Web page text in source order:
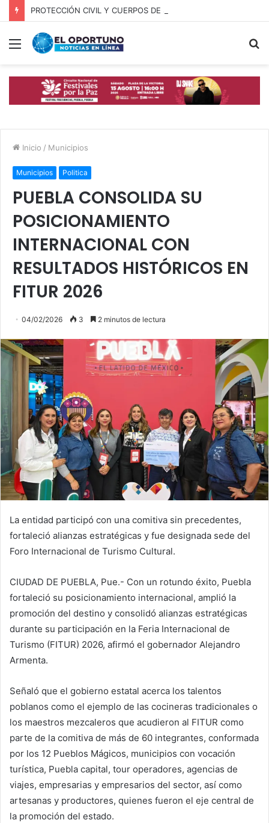
Menú
Inicio / Municipios
Municipios Politica
PUEBLA CONSOLIDA SU
POSICIONAMIENTO
INTERNACIONAL CON
RESULTADOS HISTÓRICOS EN
FITUR 2026
04/02/2026 3 2 minutos de lectura
La entidad participó con una comitiva sin precedentes,
fortaleció alianzas estratégicas y fue designada sede del
Foro Internacional de Turismo Cultural.
CIUDAD DE PUEBLA, Pue.- Con un rotundo éxito, Puebla
fortaleció su posicionamiento internacional, amplió la
promoción del destino y consolidó alianzas estratégicas
durante su participación en la Feria Internacional de
Turismo (FITUR) 2026, afirmó el gobernador Alejandro
Armenta.
Señaló que el gobierno estatal acerca los talentos
poblanos como el ejemplo de las cocineras tradicionales o
los maestros mezcaleros que acudieron al FITUR como
parte de la comitiva de más de 60 integrantes, conformada
por los 12 Pueblos Mágicos, municipios con vocación
turística, Puebla capital, tour operadores, agencias de
viajes, empresarias y empresarios del sector, así como
artesanas y productores, quienes fueron el eje central de
la promoción del estado.